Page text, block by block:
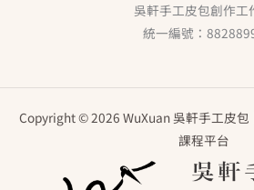
吳軒手工皮包創作工
統一編號：
Copyright © 2026 WuXuan 吳軒手工皮
課程平台